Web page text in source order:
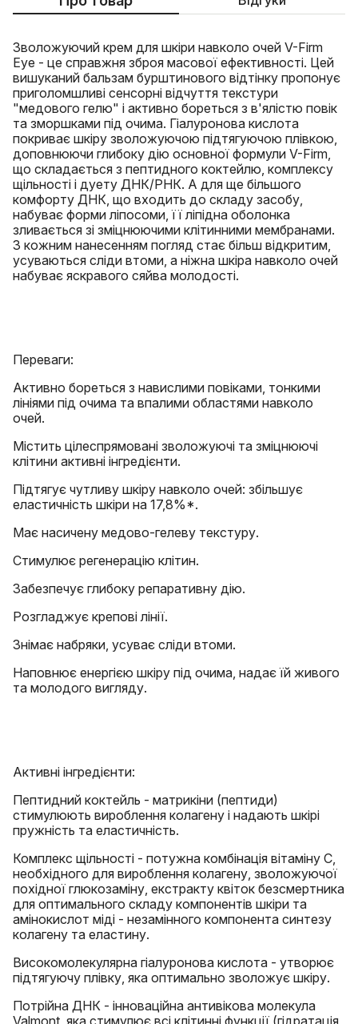
Зволожуючий крем для шкіри навколо очей V-Firm
Eye - це справжня зброя масової ефективності. Цей
вишуканий бальзам бурштинового відтінку пропонує
приголомшливі сенсорні відчуття текстури
"медового гелю" і активно бореться з в'ялістю повік
та зморшками під очима. Гіалуронова кислота
покриває шкіру зволожуючою підтягуючою плівкою,
доповнюючи глибоку дію основної формули V-Firm,
що складається з пептидного коктейлю, комплексу
щільності і дуету ДНК/РНК. А для ще більшого
комфорту ДНК, що входить до складу засобу,
набуває форми ліпосоми, її ліпідна оболонка
зливається зі зміцнюючими клітинними мембранами.
З кожним нанесенням погляд стає більш відкритим,
усуваються сліди втоми, а ніжна шкіра навколо очей
набуває яскравого сяйва молодості.
Переваги:
Активно бореться з навислими повіками, тонкими
лініями під очима та впалими областями навколо
очей.
Містить цілеспрямовані зволожуючі та зміцнюючі
клітини активні інгредієнти.
Підтягує чутливу шкіру навколо очей: збільшує
еластичність шкіри на 17,8%*.
Має насичену медово-гелеву текстуру.
Стимулює регенерацію клітин.
Забезпечує глибоку репаративну дію.
Розгладжує крепові лінії.
Знімає набряки, усуває сліди втоми.
Наповнює енергією шкіру під очима, надає їй живого
та молодого вигляду.
Активні інгредієнти:
Пептидний коктейль - матрикіни (пептиди)
стимулюють вироблення колагену і надають шкірі
пружність та еластичність.
Комплекс щільності - потужна комбінація вітаміну С,
необхідного для вироблення колагену, зволожуючої
похідної глюкозаміну, екстракту квіток безсмертника
для оптимального складу компонентів шкіри та
амінокислот міді - незамінного компонента синтезу
колагену та еластину.
Високомолекулярна гіалуронова кислота - утворює
підтягуючу плівку, яка оптимально зволожує шкіру.
Потрійна ДНК - інноваційна антивікова молекула